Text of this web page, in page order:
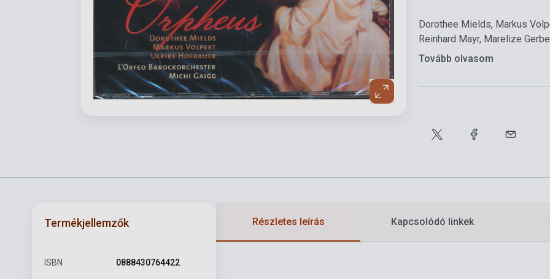
Dorothee Mields, Markus
Reinhard Mayr, Marelize
Tovább olvasom
Termékjellemzők
ISBN 0888430764422
Részletes leírás Kapcsolódó linkek